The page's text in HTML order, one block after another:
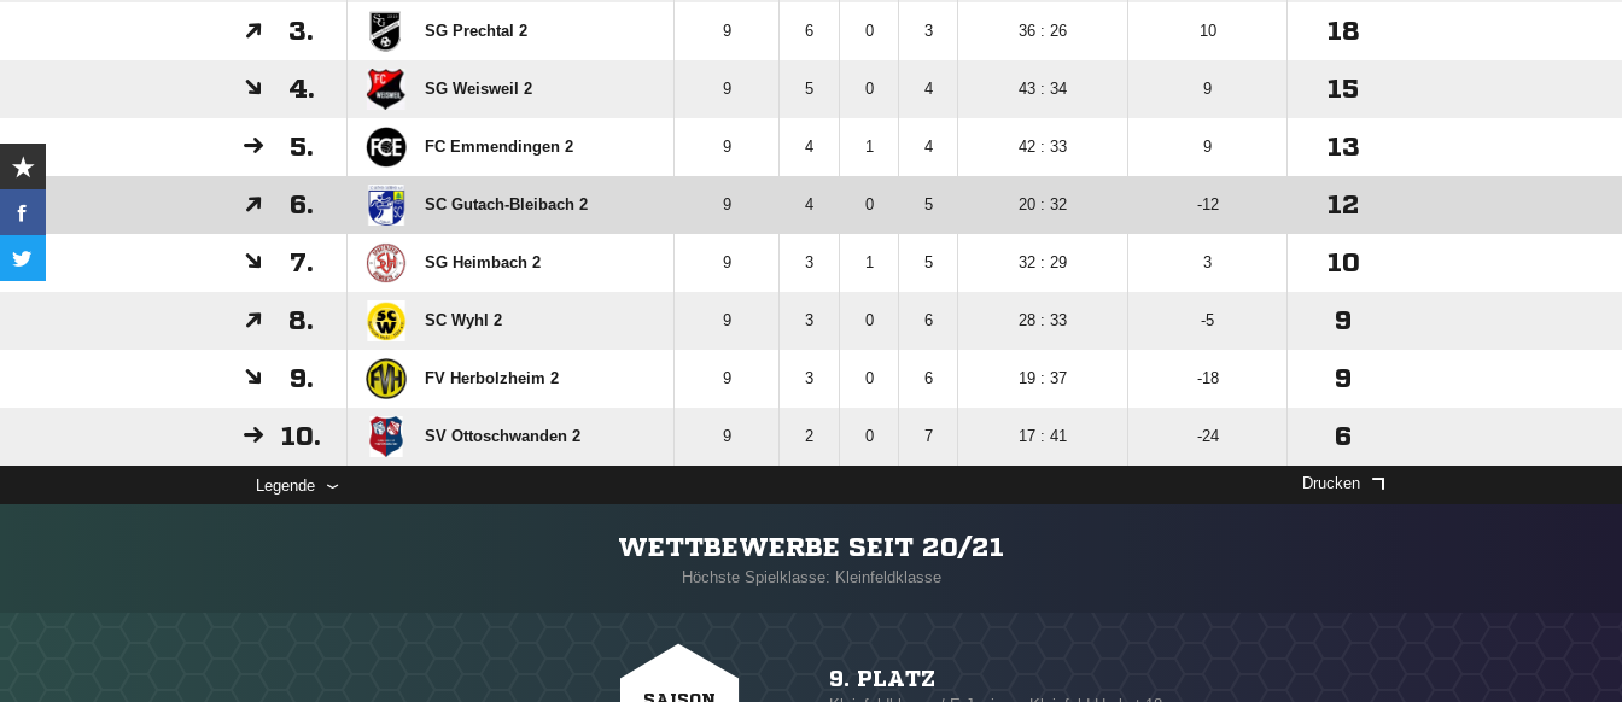
3. SG Prechtal 2 9 6 0 3 36 : 26 10 18
4. SG Weisweil 2 9 5 0 4 43 : 34 9 15
5. FC Emmendingen 2 9 4 1 4 42 : 33 9 13
6. SC Gutach-Bleibach 2 9 4 0 5 20 : 32 -12 12
7. SG Heimbach 2 9 3 1 5 32 : 29 3 10
8. SC Wyhl 2 9 3 0 6 28 : 33 -5 9
9. FV Herbolzheim 2 9 3 0 6 19 : 37 -18 9
10. SV Ottoschwanden 2 9 2 0 7 17 : 41 -24 6
Legende Drucken
WETTBEWERBE SEIT 20/21
Höchste Spielklasse: Kleinfeldklasse
9. PLATZ